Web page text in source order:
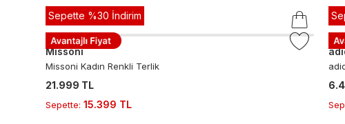
Sepette %30 İndirim
Missoni
Missoni Kadın Renkli Terlik
21.999 TL
Sepette: 15.399 TL